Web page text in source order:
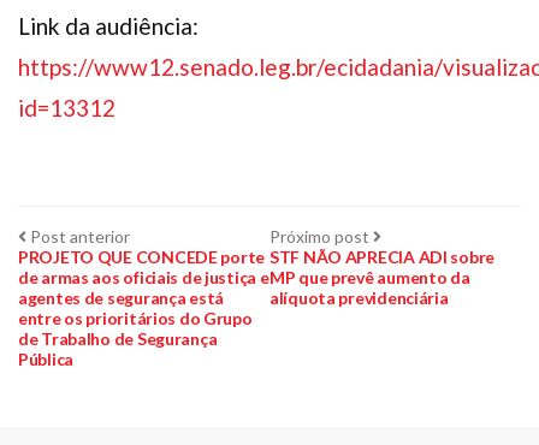
Link da audiência:
https://www12.senado.leg.br/ecidadania/
id=13312
Navegação
de
Post
Post anteriorPost
anterior:
PROJETO QUE CONCEDE porte
de armas aos oficiais de justiça e
agentes de segurança está
entre os prioritários do Grupo
de Trabalho de Segurança
Pública
Próximo post Próximo
post:
STF NÃO APRECIA ADI sobre
MP que prevê aumento da
alíquota previdenciária